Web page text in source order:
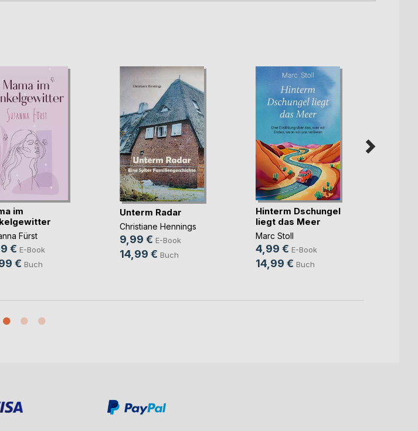
im
Fürst
€ E-Book
€ Buch
Unterm Radar
Christiane Hennings
9,99 € E-Book
14,99 € Buch
Hinterm Dschungel
liegt das Meer
Marc Stoll
4,99 € E-Book
14,99 € Buch